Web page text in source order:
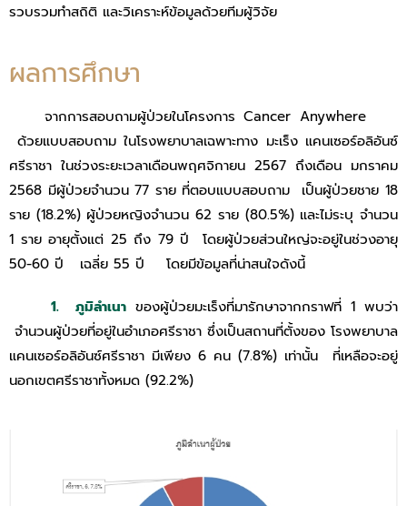
รวบรวมทำสถิติ และวิเคราะห์ข้อมูลด้วยทีมผู้วิจัย
ผลการศึกษา
จากการสอบถามผู้ป่วยในโครงการ Cancer Anywhere
ด้วยแบบสอบถาม ในโรงพยาบาลเฉพาะทาง มะเร็ง แคนเซอร์อลิอันซ์
ศรีราชา ในช่วงระยะเวลาเดือนพฤศจิกายน 2567 ถึงเดือน มกราคม
2568 มีผู้ป่วยจํานวน 77 ราย ที่ตอบแบบสอบถาม เป็นผู้ป่วยชาย 18
ราย (18.2%) ผู้ป่วยหญิงจํานวน 62 ราย (80.5%) และไม่ระบุ จำนวน
1 ราย อายุตั้งแต่ 25 ถึง 79 ปี โดยผู้ป่วยส่วนใหญ่จะอยู่ในช่วงอายุ
50-60 ปี เฉลี่ย 55 ปี โดยมีข้อมูลที่น่าสนใจดังนี้
1. ภูมิลำเนาของผู้ป่วยมะเร็งที่มารักษาจากกราฟที่ 1 พบว่า
จำนวนผู้ป่วยที่อยู่ในอำเภอศรีราชา ซึ่งเป็นสถานที่ตั้งของ โรงพยาบาล
แคนเซอร์อลิอันซ์ศรีราชา มีเพียง 6 คน (7.8%) เท่านั้น ที่เหลือจะอยู่
นอกเขตศรีราชาทั้งหมด (92.2%)